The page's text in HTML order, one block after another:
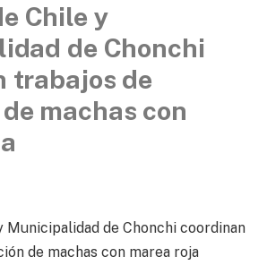
Chile y
de Chonchi
trabajos de
machas con
Municipalidad de Chonchi coordinan
de machas con marea roja